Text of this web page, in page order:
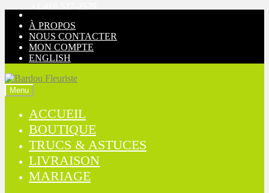
Aller
navigation
Aller
contenu
À PROPOS
NOUS CONTACTER
MON COMPTE
ENGLISH
Menu
ACCUEIL
BOUTIQUE
TRUCS & ASTUCES
LIVRAISON
MARIAGE